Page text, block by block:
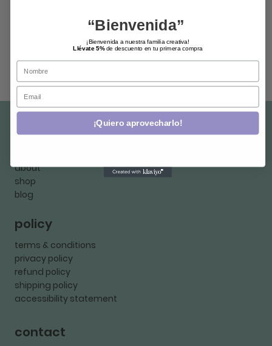
1/1
shop
about
shop
blog
policy
terms & conditions
privacy policy
refund policy
shipping policy
accessibility statement
contact
“Bienvenida”
¡Bienvenida a nuestra familia creativa!
Llévate 5%de descuento en tu primera compra
Name
Email
¡Quiero aprovecharlo!